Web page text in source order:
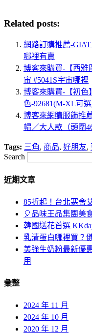
Related posts:
網路訂購推薦-
哪裡有賣
博客來購買-【西雅
宙 #5041S宇宙哪裡
博客來購買-【初色
色-92681(M-XL可
博客來網購服飾推
帽／大人款（頭圍
Tags: 三角, 商品, 好朋友,
Search
近期文章
85折起！台北寒舍
🎈品味王品集團美
韓國送花首選
乳清蛋白哪裡買？
美強生奶粉最新優
用
彙整
2024 年 11 月
2024 年 10 月
2020 年 12 月